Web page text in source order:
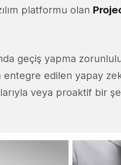
platformu olan
geçiş yapma
entegre edilen yapay
veya proaktif bir